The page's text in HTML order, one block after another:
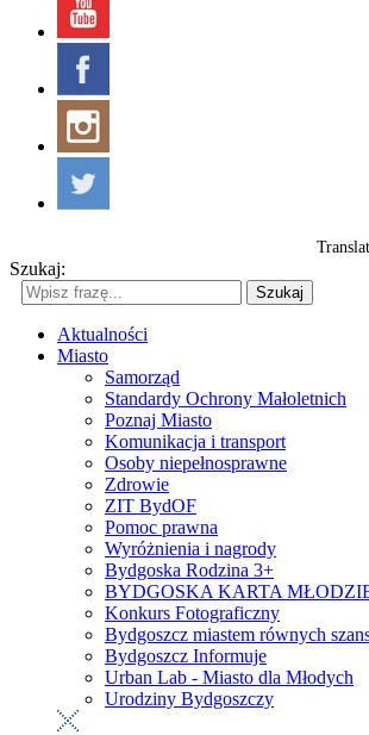
Szukaj:
Szukaj
Aktualności
Miasto
Samorząd
Standardy Ochrony Małoletnich
Poznaj Miasto
Komunikacja i transport
Osoby niepełnosprawne
Zdrowie
ZIT BydOF
Pomoc prawna
Wyróżnienia i nagrody
Bydgoska Rodzina 3+
BYDGOSKA KARTA
Konkurs Fotograficzny
Bydgoszcz miastem równych
Bydgoszcz Informuje
Urban Lab - Miasto dla Młodych
Urodziny Bydgoszczy